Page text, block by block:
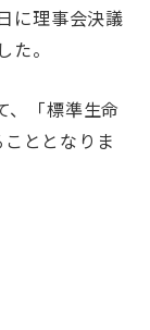
に理事会決議
。
、「標準生命
ととなりま